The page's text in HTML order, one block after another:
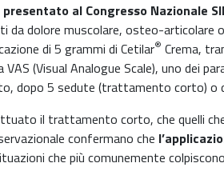
presentato al Congresso Nazionale
dolore muscolare, osteo-articolare
di 5 grammi di Cetilar® Crema,
VAS (Visual Analogue Scale), uno dei
dopo 5 sedute (trattamento corto)
il trattamento corto, che quelli
confermano che
che più comunemente